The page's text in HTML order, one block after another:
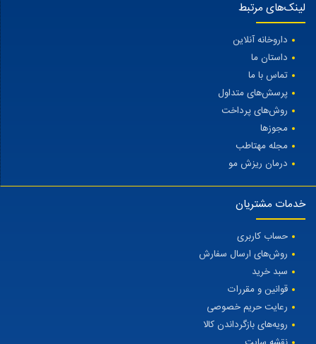
لینک‌های مرتبط
داروخانه آنلاین
داستان ما
تماس با ما
پرسش‌های متداول
روش‌های پرداخت
مجوزها
مجله مهتاطب
درمان ریزش مو
خدمات مشتریان
حساب کاربری
روش‌های ارسال سفارش
سبد خرید
قوانین و مقررات
رعایت حریم خصوصی
رویه‌های بازگرداندن کالا